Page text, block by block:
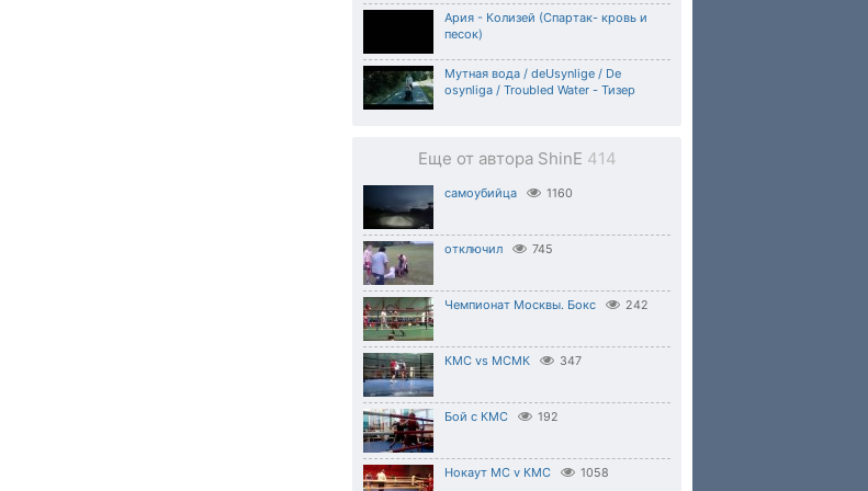
Ария - Колизей (Спартак- кровь и
песок)
Мутная вода / deUsynlige / De
osynliga / Troubled Water - Тизер
Еще от автора ShinE 414
самоубийца 1160
отключил 745
Чемпионат Москвы. Бокс 242
КМС vs МСМК 347
Бой с КМС 192
Нокаут МС v КМС 1058